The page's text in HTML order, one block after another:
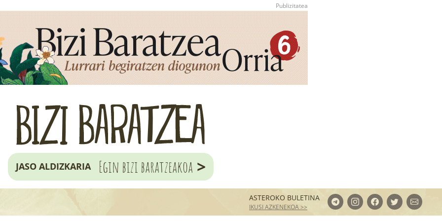
JASO ALDIZKARIA Egin bizi baratzeakoa >
ASTEROKO BULETINA
IKUSI AZKENEKOA >>